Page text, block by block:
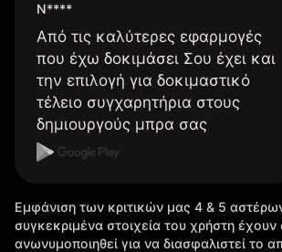
N****
Από τις καλύτερες εφαρμογές
που έχω δοκιμάσει Σου έχει και
την επιλογή για δοκιμαστικό
τέλειο συγχαρητήρια στους
δημιουργούς μπρα σας
Εμφάνιση των κριτικών μας 4 & 5
συγκεκριμένα στοιχεία του χρήστη έχουν
ανωνυμοποιηθεί για να διασφαλιστεί το